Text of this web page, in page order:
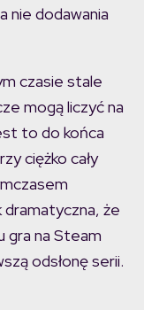
nie dodawania
czasie stale
mogą liczyć na
to do końca
ciężko cały
że
gra na Steam
odsłonę serii.